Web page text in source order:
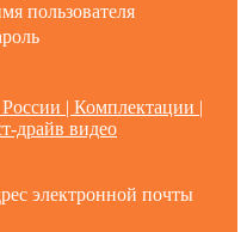
пользователя
| Комплектации |
драйв видео
электронной почты